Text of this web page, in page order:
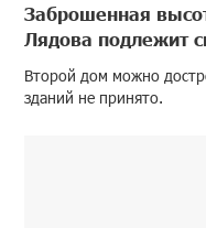
Заброшенная
Лядова подлежит
Второй дом можно
зданий не принято.